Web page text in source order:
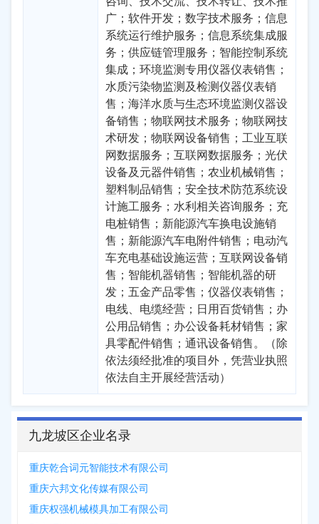
广；软件开发；数字技术服务；信息
系统运行维护服务；信息系统集成服
务；供应链管理服务；智能控制系统
集成；环境监测专用仪器仪表销售；
水质污染物监测及检测仪器仪表销
售；海洋水质与生态环境监测仪器设
备销售；物联网技术服务；物联网技
术研发；物联网设备销售；工业互联
网数据服务；互联网数据服务；光伏
设备及元器件销售；农业机械销售；
塑料制品销售；安全技术防范系统设
计施工服务；水利相关咨询服务；充
电桩销售；新能源汽车换电设施销
售；新能源汽车电附件销售；电动汽
车充电基础设施运营；互联网设备销
售；智能机器销售；智能机器的研
发；五金产品零售；仪器仪表销售；
电线、电缆经营；日用百货销售；办
公用品销售；办公设备耗材销售；家
具零配件销售；通讯设备销售。（除
依法须经批准的项目外，凭营业执照
依法自主开展经营活动）
九龙坡区企业名录
重庆乾合词元智能技术有限公司
重庆六邦文化传媒有限公司
重庆权强机械模具加工有限公司